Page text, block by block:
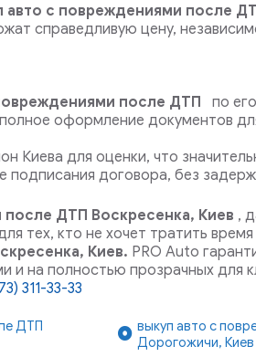
авто с повреждениями после
справедливую цену,
после ДТП
по
оформление документов
Киева для оценки, что
подписания договора, без
ДТП Воскресенка, Киев ,
тех, кто не хочет тратить
Киев. PRO Auto
на полностью прозрачных для
311-33-33
ДТП
выкуп авто с
Дорогожичи, Киев